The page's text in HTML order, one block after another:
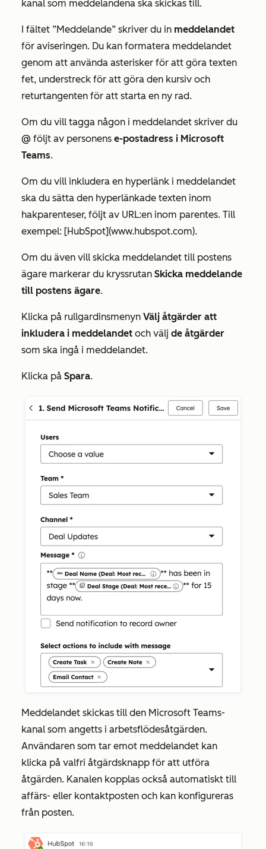
kanal som meddelandena ska skickas till.
I fältet ”Meddelande” skriver du in meddelandet
för aviseringen. Du kan formatera meddelandet
genom att använda asterisker för att göra texten
fet, understreck för att göra den kursiv och
returtangenten för att starta en ny rad.
Om du vill tagga någon i meddelandet skriver du
@ följt av personens e-postadress i Microsoft
Teams.
Om du vill inkludera en hyperlänk i meddelandet
ska du sätta den hyperlänkade texten inom
hakparenteser, följt av URL:en inom parentes. Till
exempel: [HubSpot](www.hubspot.com).
Om du även vill skicka meddelandet till postens
ägare markerar du kryssrutan Skicka meddelande
till postens ägare.
Klicka på rullgardinsmenyn Välj åtgärder att
inkludera i meddelandet och välj de åtgärder
som ska ingå i meddelandet.
Klicka på Spara.
Meddelandet skickas till den Microsoft Teams-
kanal som angetts i arbetsflödesåtgärden.
Användaren som tar emot meddelandet kan
klicka på valfri åtgärdsknapp för att utföra
åtgärden. Kanalen kopplas också automatiskt till
affärs- eller kontaktposten och kan konfigureras
från posten.